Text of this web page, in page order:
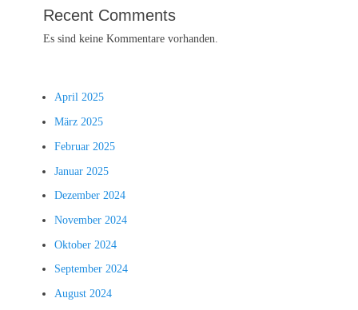
Recent Comments
Es sind keine Kommentare vorhanden.
April 2025
März 2025
Februar 2025
Januar 2025
Dezember 2024
November 2024
Oktober 2024
September 2024
August 2024